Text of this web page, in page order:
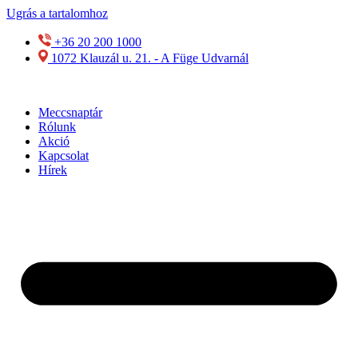
Ugrás a tartalomhoz
+36 20 200 1000
1072 Klauzál u. 21. - A Füge Udvarnál
Meccsnaptár
Rólunk
Akció
Kapcsolat
Hírek